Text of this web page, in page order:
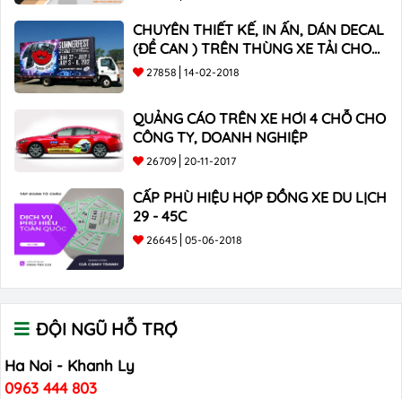
CHUYÊN THIẾT KẾ, IN ẤN, DÁN DECAL
(ĐỀ CAN ) TRÊN THÙNG XE TẢI CHO
CÔNG TY
27858 14-02-2018
QUẢNG CÁO TRÊN XE HƠI 4 CHỖ CHO
CÔNG TY, DOANH NGHIỆP
26709 20-11-2017
CẤP PHÙ HIỆU HỢP ĐỒNG XE DU LỊCH
29 - 45C
26645 05-06-2018
ĐỘI NGŨ HỖ TRỢ
Ha Noi - Khanh Ly
0963 444 803